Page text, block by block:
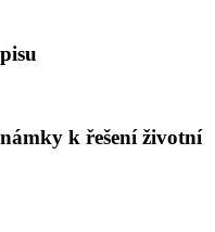
k řešení životní